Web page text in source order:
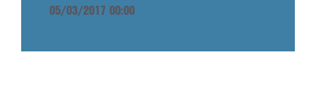
05/03/2017 00:00